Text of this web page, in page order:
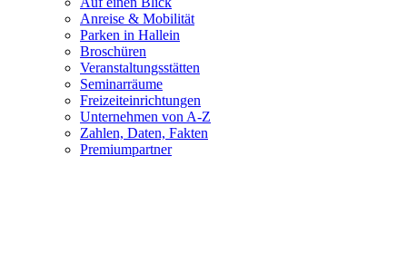
Anreise & Mobilität
Parken in Hallein
Broschüren
Veranstaltungsstätten
Seminarräume
Freizeiteinrichtungen
Unternehmen von A-Z
Zahlen, Daten, Fakten
Premiumpartner